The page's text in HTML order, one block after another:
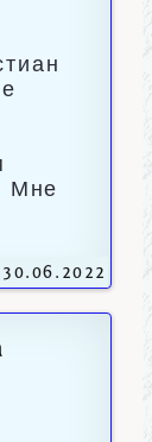
Мне
30.06.2022